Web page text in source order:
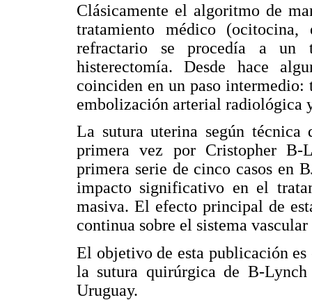
Clásicamente el algoritmo de
tratamiento médico
refractario se procedía a un
histerectomía. Desde hace
coinciden en un paso
embolización arterial radiológica
La sutura uterina según
primera vez por Cristopher B-
primera serie de cinco casos en
impacto significativo en el
masiva. El efecto principal de
continua sobre el sistema
El objetivo de esta publicación
la sutura quirúrgica de B-
Uruguay.